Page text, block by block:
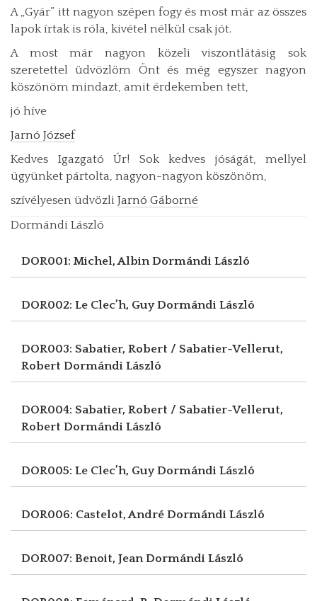
A „Gyár” itt nagyon szépen fogy és most már az összes
lapok írtak is róla, kivétel nélkül csak jót.
A most már nagyon közeli viszontlátásig sok
szeretettel üdvözlöm Önt és még egyszer nagyon
köszönöm mindazt, amit érdekemben tett,
jó híve
Jarnó József
Kedves Igazgató Úr! Sok kedves jóságát, mellyel
ügyünket pártolta, nagyon-nagyon köszönöm,
szívélyesen üdvözli Jarnó Gáborné
Dormándi László
DOR001: Michel, AlbinDormándi László
DOR002: Le Clec’h, GuyDormándi László
DOR003: Sabatier, Robert / Sabatier-Vellerut,
Robert Dormándi László
DOR004: Sabatier, Robert / Sabatier-Vellerut,
Robert Dormándi László
DOR005: Le Clec’h, GuyDormándi László
DOR006: Castelot, André Dormándi László
DOR007: Benoit, JeanDormándi László